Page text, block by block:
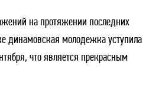
на протяжении последних
динамовская молодежка уступила
что является прекрасным